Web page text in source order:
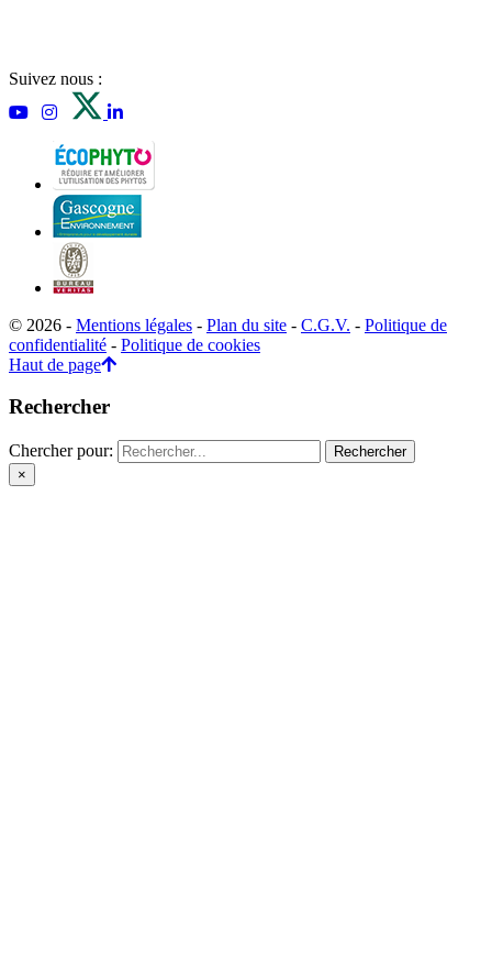
Suivez nous :
© 2026 - Mentions légales - Plan du site - C.G.V. - Politique de
confidentialité - Politique de cookies
Haut de page
Rechercher
Chercher pour:
×